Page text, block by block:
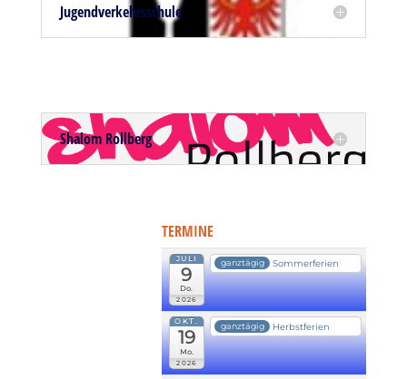
Jugendverkehrsschule
Shalom Rollberg
TERMINE
JULI
9
Do.
2026
ganztägig Sommerferien
OKT.
19
Mo.
2026
ganztägig Herbstferien